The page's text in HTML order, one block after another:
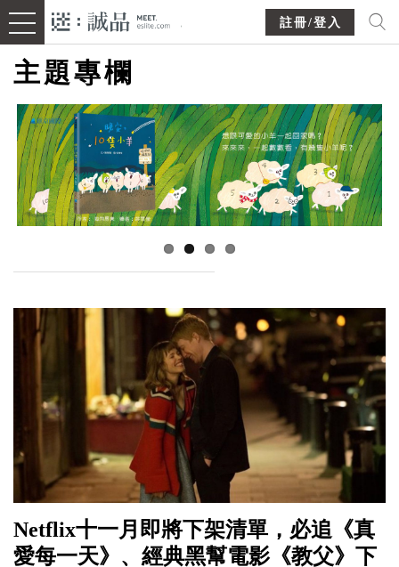
註冊/登入
主題專欄
Netflix十一月即將下架清單，必追《真
愛每一天》、經典黑幫電影《教父》下